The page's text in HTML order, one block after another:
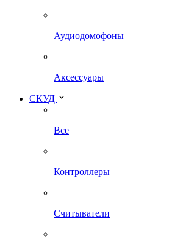
Аудиодомофоны
Аксессуары
СКУД
Все
Контроллеры
Считыватели